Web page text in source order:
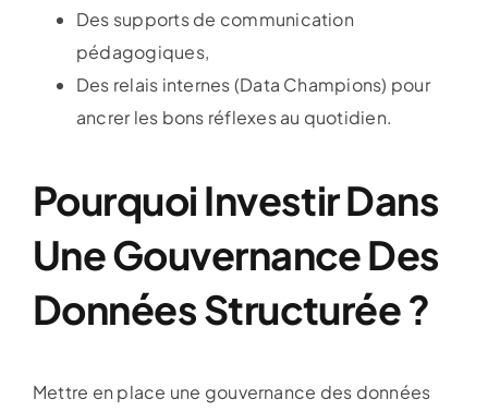
Des supports de communication
pédagogiques,
Des relais internes (Data Champions) pour
ancrer les bons réflexes au quotidien.
Pourquoi Investir Dans
Une Gouvernance Des
Données Structurée ?
Mettre en place une gouvernance des données